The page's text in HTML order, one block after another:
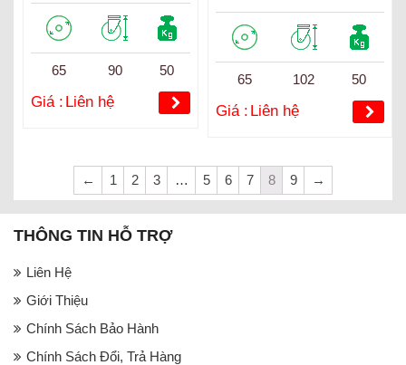
65 90 50
Giá : Liên hệ
65 102 50
Giá : Liên hệ
← 1 2 3 … 5 6 7 8 9 →
THÔNG TIN HỖ TRỢ
Liên Hệ
Giới Thiệu
Chính Sách Bảo Hành
Chính Sách Đổi, Trả Hàng